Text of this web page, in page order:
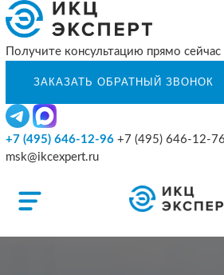
Получите консультацию прямо сейчас
+7 (495) 646-12-96 +7 (495) 646-12-76
msk@ikcexpert.ru